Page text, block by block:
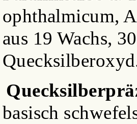
ophthalmicum,
aus 19 Wachs,
basisch